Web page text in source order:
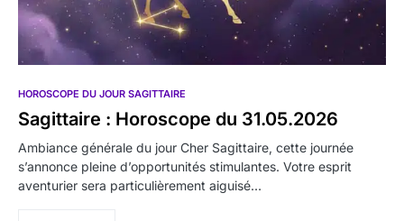
HOROSCOPE DU JOUR SAGITTAIRE
Sagittaire : Horoscope du 31.05.2026
Ambiance générale du jour Cher Sagittaire, cette journée
s’annonce pleine d’opportunités stimulantes. Votre esprit
aventurier sera particulièrement aiguisé…